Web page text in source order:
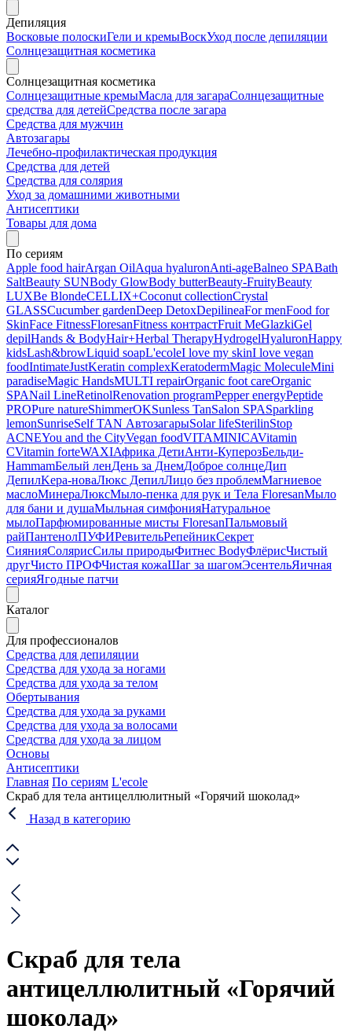
Депиляция
Восковые полоскиГели и кремыВоскУход после депиляции
Солнцезащитная косметика
Солнцезащитная косметика
Солнцезащитные кремыМасла для загараСолнцезащитные
средства для детейСредства после загара
Средства для мужчин
Автозагары
Лечебно-профилактическая продукция
Средства для детей
Средства для солярия
Уход за домашними животными
Антисептики
Товары для дома
По сериям
Apple food hairArgan OilAqua hyaluronAnti-ageBalneo SPABath
SaltBeauty SUNBody GlowBody butterBeauty-FruityBeauty
LUXBe BlondeCELLIX+Coconut collectionCrystal
GLASSCucumber gardenDeep DetoxDepilineaFor menFood for
SkinFace FitnessFloresanFitness контрастFruit MeGlazkiGel
depilHands & BodyHair+Herbal TherapyHydrogelHyaluronHappy
kidsLash&browLiquid soapL'ecoleI love my skinI love vegan
foodIntimateJustKeratin complexKeratodermMagic MoleculeMini
paradiseMagic HandsMULTI repairOrganic foot careOrganic
SPANail LineRetinolRenovation programPepper energyPeptide
PROPure natureShimmerOKSunless TanSalon SPASparkling
lemonSunriseSelf TAN АвтозагарыSolar lifeSterilinStop
ACNEYou and the CityVegan foodVITAMINICAVitamin
CVitamin forteWAXIАфрика ДетиАнти-КуперозБельди-
HammamБелый ленДень за ДнемДоброе солнцеДип
ДепилKepa-новаЛюкс ДепилЛицо без проблемМагниевое
маслоМинераЛюксМыло-пенка для рук и Тела FloresanМыло
для бани и душаМыльная симфонияНатуральное
мылоПарфюмированные мисты FloresanПальмовый
райПантенолПУФИРевительРепейникСекрет
СиянияСолярисСилы природыФитнес BodyФлёрисЧистый
другЧисто ПРОФЧистая кожаШаг за шагомЭсентельЯичная
серияЯгодные патчи
Каталог
Для профессионалов
Средства для депиляции
Средства для ухода за ногами
Средства для ухода за телом
Обертывания
Средства для ухода за руками
Средства для ухода за волосами
Средства для ухода за лицом
Основы
Антисептики
Главная По сериям L'ecole
Скраб для тела антицеллюлитный «Горячий шоколад»
Назад в категорию
Скраб для тела
антицеллюлитный «Горячий
шоколад»